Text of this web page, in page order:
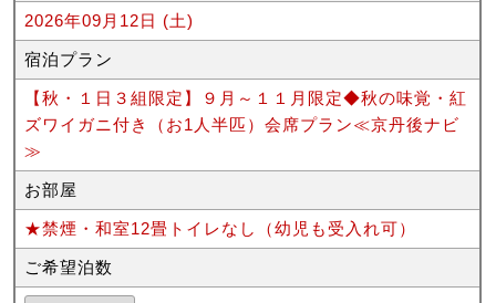
2026年09月12日 (土)
宿泊プラン
【秋・１日３組限定】９月～１１月限定◆秋の味覚・紅
ズワイガニ付き（お1人半匹）会席プラン≪京丹後ナビ
≫
お部屋
★禁煙・和室12畳トイレなし（幼児も受入れ可）
ご希望泊数